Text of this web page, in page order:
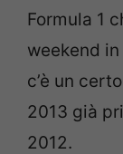
Formula 1
weekend
c’è un
2013 già
2012.